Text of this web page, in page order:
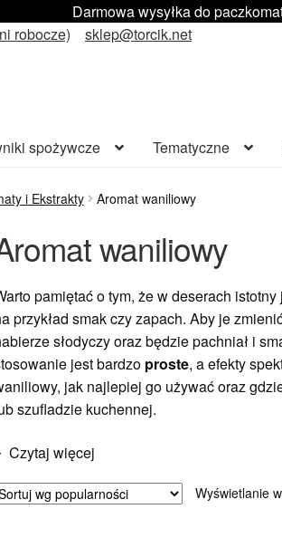
Darmowa wysyłka do
robocze) sklep@torcik.net
spożywcze Tematyczne
i Ekstrakty Aromat waniliowy
waniliowy
pamiętać o tym, że w deserach
przykład smak czy zapach. Aby je
słodyczy oraz będzie pachniał i
jest bardzo proste, a efekty
jak najlepiej go używać oraz
szufladzie kuchennej.
Czytaj więcej
Wyświetlanie